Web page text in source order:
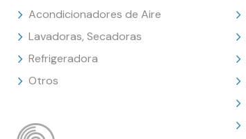
Acondicionadores de Aire
Lavadoras, Secadoras
Refrigeradora
Otros